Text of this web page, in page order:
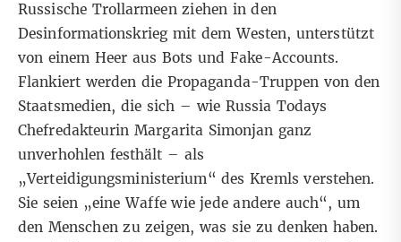
Russische Trollarmeen ziehen in den
Desinformationskrieg mit dem Westen, unterstützt
von einem Heer aus Bots und Fake-Accounts.
Flankiert werden die Propaganda-Truppen von den
Staatsmedien, die sich – wie Russia Todays
Chefredakteurin Margarita Simonjan ganz
unverhohlen festhält – als
„Verteidigungsministerium“ des Kremls verstehen.
Sie seien „eine Waffe wie jede andere auch“, um
den Menschen zu zeigen, was sie zu denken haben.